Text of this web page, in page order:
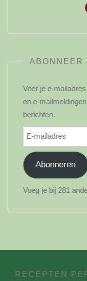
ABONNEER
Voer je e-
en e-
berichten.
E-
mailadres
Abonneren
Voeg je bij 281
RECEPTEN